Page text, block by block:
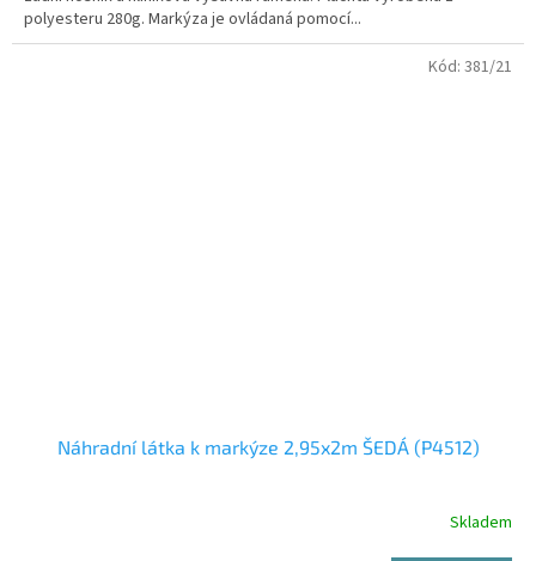
polyesteru 280g. Markýza je ovládaná pomocí...
Náhradní látka k markýze 2,95x2m ŠEDÁ (P4512)
Skladem
Kód: 381/21